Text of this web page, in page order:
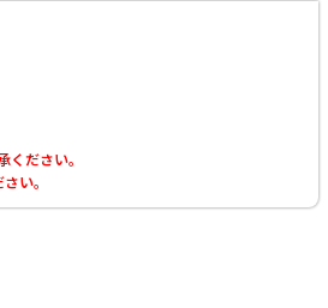
ださい。
い。